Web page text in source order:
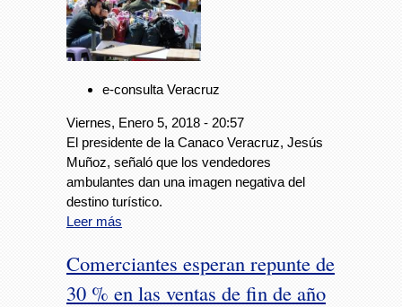
e-consulta Veracruz
Viernes, Enero 5, 2018 - 20:57
El presidente de la Canaco Veracruz, Jesús
Muñoz, señaló que los vendedores
ambulantes dan una imagen negativa del
destino turístico.
Leer más
Comerciantes esperan repunte de
30 % en las ventas de fin de año